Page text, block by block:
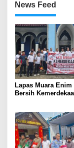
News Feed
Lapas Muara
Bersih